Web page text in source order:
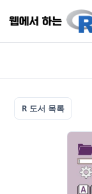
R 도서 목록